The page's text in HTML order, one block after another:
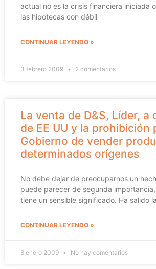
actual no es la crisis financiera iniciada
las hipotecas con débil
CONTINUAR LEYENDO »
3 febrero 2009 2 comentarios
La venta de D&S, Líder, a
de EE UU y la prohibición
Gobierno de vender
determinados orígenes
No debe dejar de preocuparnos un
puede parecer de segunda
tiene un sensible significado. Ha salido
CONTINUAR LEYENDO »
8 enero 2009 No hay comentarios